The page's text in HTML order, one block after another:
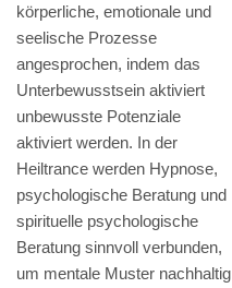
körperliche, emotionale und
seelische Prozesse
angesprochen, indem das
Unterbewusstsein aktiviert
unbewusste Potenziale
aktiviert werden. In der
Heiltrance werden Hypnose,
psychologische Beratung und
spirituelle psychologische
Beratung sinnvoll verbunden,
um mentale Muster nachhaltig